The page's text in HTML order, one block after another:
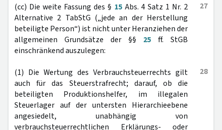
27
(cc) Die weite Fassung des § 15Abs. 4 Satz 1 Nr. 2
Alternative 2 TabStG („jede an der Herstellung
beteiligte Person“) ist nicht unter Heranziehen der
allgemeinen Grundsätze der §§ 25 ff. StGB
einschränkend auszulegen:
28
(1) Die Wertung des Verbrauchsteuerrechts gilt
auch für das Steuerstrafrecht; darauf, ob die
beteiligten Produktionshelfer, im illegalen
Steuerlager auf der untersten Hierarchieebene
angesiedelt, unabhängig von
verbrauchsteuerrechtlichen Erklärungs- oder